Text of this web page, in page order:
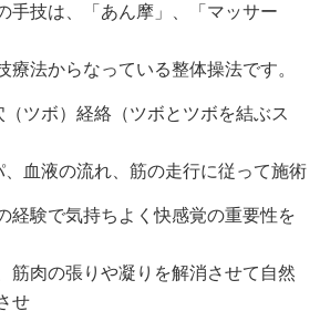
手技は、「あん摩」、「マッサー
療法からなっている整体操法です。
ツボ）経絡（ツボとツボを結ぶス
血液の流れ、筋の走行に従って施術
経験で気持ちよく快感覚の重要性を
筋肉の張りや凝りを解消させて自然
せ